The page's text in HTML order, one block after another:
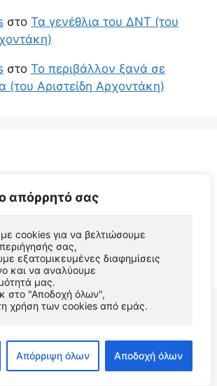
απόρρητό σας
cookies για να βελτιώσουμε
σας,
εξατομικευμένες διαφημίσεις
και να αναλύουμε
μας.
στο "Αποδοχή όλων",
χρήση των cookies από εμάς.
Απόρριψη όλων Αποδοχή όλων
στο Τα γενέθλια του ΔΝΤ (του
στο Το περιβάλλον ξανά σε
(του Αριστείδη Αρχοντάκη)
Αρχοντάκης Φυσικός Συγγραφέας
μεGeneratePress